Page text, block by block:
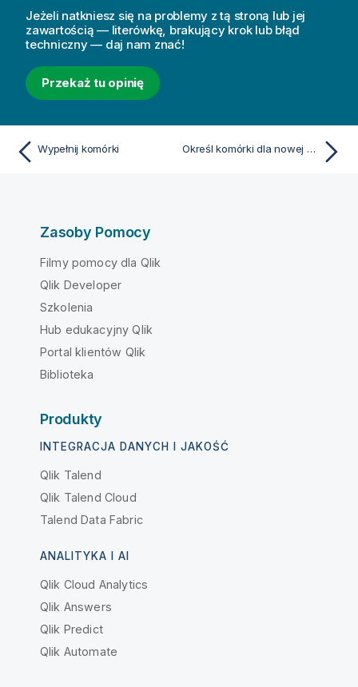
Jeżeli natkniesz się na problemy z tą stroną lub jej
zawartością — literówkę, brakujący krok lub błąd
techniczny — daj nam znać!
Przekaż tu opinię
Wypełnij komórki Określ komórki dla nowej kolumny
Zasoby Pomocy
Filmy pomocy dla Qlik
Qlik Developer
Szkolenia
Hub edukacyjny Qlik
Portal klientów Qlik
Biblioteka
Produkty
INTEGRACJA DANYCH I JAKOŚĆ
Qlik Talend
Qlik Talend Cloud
Talend Data Fabric
ANALITYKA I AI
Qlik Cloud Analytics
Qlik Answers
Qlik Predict
Qlik Automate